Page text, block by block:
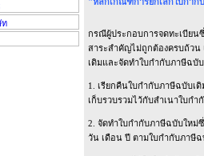
กรณีผู้ประกอบการจดทะเบียน
สาระสำคัญไม่ถูกต้องครบถ้วน
เดิมและจัดทำใบกำกับภาษีฉบั
1. เรียกคืนใบกำกับภาษีฉบับเ
เก็บรวบรวมไว้กับสำเนาใบกำ
2. จัดทำใบกำกับภาษีฉบับใหม่
วัน เดือน ปี ตามใบกำกับภาษีฉ